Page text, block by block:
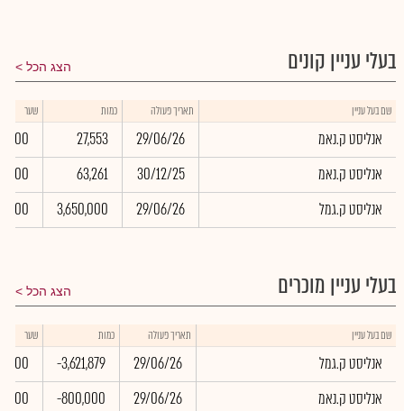
בעלי עניין קונים הצג הכל
שם בעל עניין תאריך פעולה כמות שער
אנליסט ק.נאמ 29/06/26
27,553
0.00
אנליסט ק.נאמ
30/12/25
63,261
0.00
אנליסט ק.גמל
29/06/26
3,650,000
0.00
בעלי עניין מוכרים הצג הכל
שם בעל עניין תאריך פעולה כמות שער
אנליסט ק.גמל 29/06/26
-3,621,879
0.00
אנליסט ק.נאמ
29/06/26
-800,000
0.00